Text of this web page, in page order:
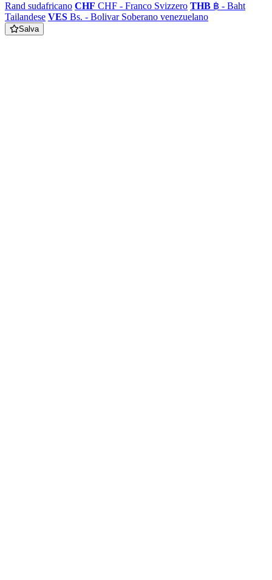
Rand sudafricano CHF CHF - Franco Svizzero THB ฿ - Baht
Tailandese VES Bs. - Bolivar Soberano venezuelano
Salva